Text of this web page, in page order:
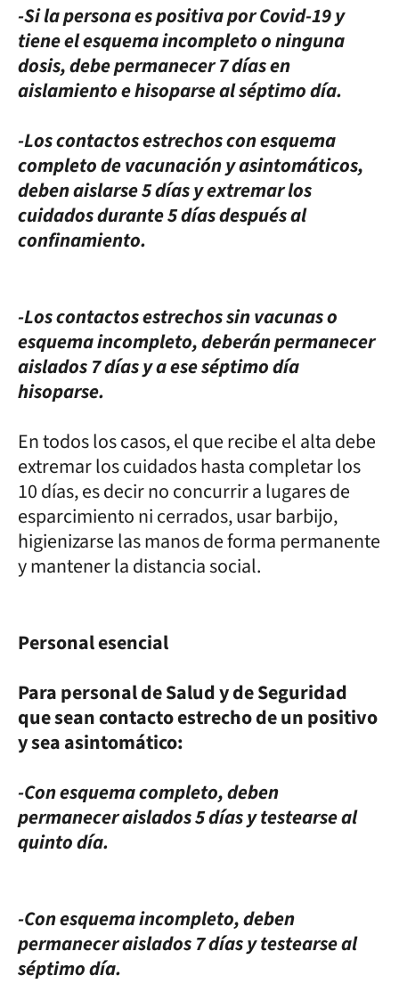
-Si la persona es positiva por Covid-19 y
tiene el esquema incompleto o ninguna
dosis, debe permanecer 7 días en
aislamiento e hisoparse al séptimo día.
-Los contactos estrechos con esquema
completo de vacunación y asintomáticos,
deben aislarse 5 días y extremar los
cuidados durante 5 días después al
confinamiento.
-Los contactos estrechos sin vacunas o
esquema incompleto, deberán permanecer
aislados 7 días y a ese séptimo día
hisoparse.
En todos los casos, el que recibe el alta debe
extremar los cuidados hasta completar los
10 días, es decir no concurrir a lugares de
esparcimiento ni cerrados, usar barbijo,
higienizarse las manos de forma permanente
y mantener la distancia social.
Personal esencial
Para personal de Salud y de Seguridad
que sean contacto estrecho de un positivo
y sea asintomático:
-Con esquema completo, deben
permanecer aislados 5 días y testearse al
quinto día.
-Con esquema incompleto, deben
permanecer aislados 7 días y testearse al
séptimo día.